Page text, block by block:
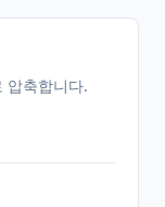
압축합니다.